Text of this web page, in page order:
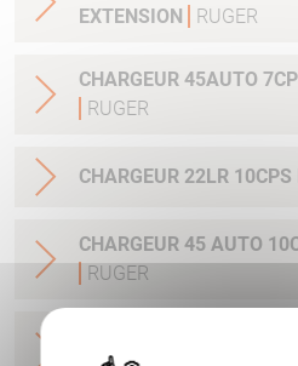
EXTENSION
RUGER
RUGER
CHARGEUR 22LR
RUGER
CHARGEUR 9 MM